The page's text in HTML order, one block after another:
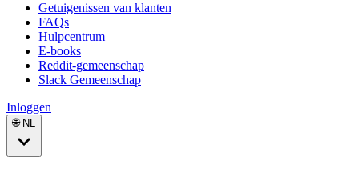
Getuigenissen van klanten
FAQs
Hulpcentrum
E-books
Reddit-gemeenschap
Slack Gemeenschap
Inloggen
🌐 NL